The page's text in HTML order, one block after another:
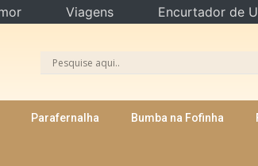
Parafernalha Bumba na Fofinha
Viagens Encurtador de